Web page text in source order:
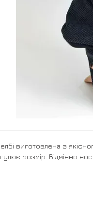
виготовлена з
розмір. Відмінно